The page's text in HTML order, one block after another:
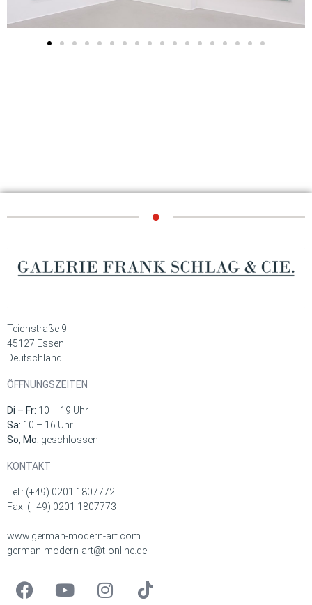
Teichstraße 9
45127 Essen
Deutschland
ÖFFNUNGSZEITEN
Di – Fr: 10 – 19 Uhr
Sa: 10 – 16 Uhr
So, Mo: geschlossen
KONTAKT
Tel.: (+49) 0201 1807772
Fax: (+49) 0201 1807773
www.german-modern-art.com
german-modern-art@t-online.de